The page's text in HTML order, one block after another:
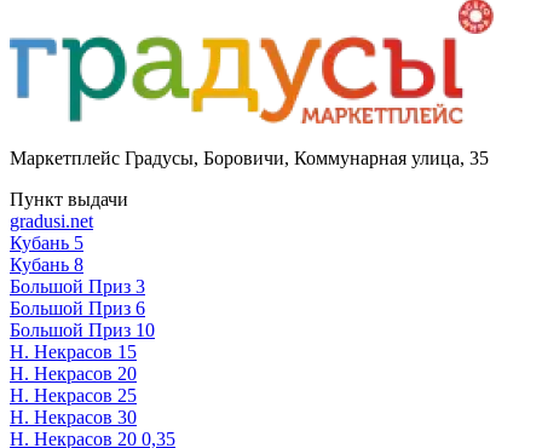
Маркетплейс Градусы, Боровичи, Коммунарная улица, 35
Пункт выдачи
gradusi.net
Кубань 5
Кубань 8
Большой Приз 3
Большой Приз 6
Большой Приз 10
Н. Некрасов 15
Н. Некрасов 20
Н. Некрасов 25
Н. Некрасов 30
Н. Некрасов 20 0,35